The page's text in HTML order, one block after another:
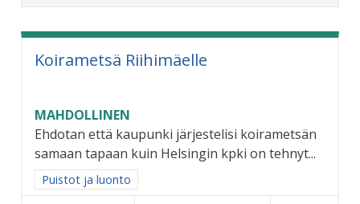
Koirametsä Riihimäelle
MAHDOLLINEN
Ehdotan että kaupunki järjestelisi koirametsän
samaan tapaan kuin Helsingin kpki on tehnyt...
Rajaa tulokset aihepiirin mukaan: Puistot ja luonto
Puistot ja luonto